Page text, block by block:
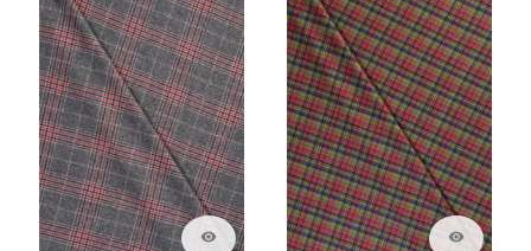
visibility visibility